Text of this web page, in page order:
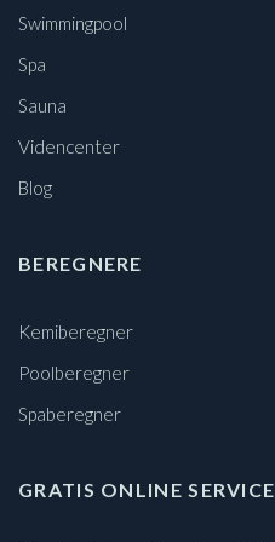
Swimmingpool
Spa
Sauna
Videncenter
Blog
BEREGNERE
Kemiberegner
Poolberegner
Spaberegner
GRATIS ONLINE SERVICE